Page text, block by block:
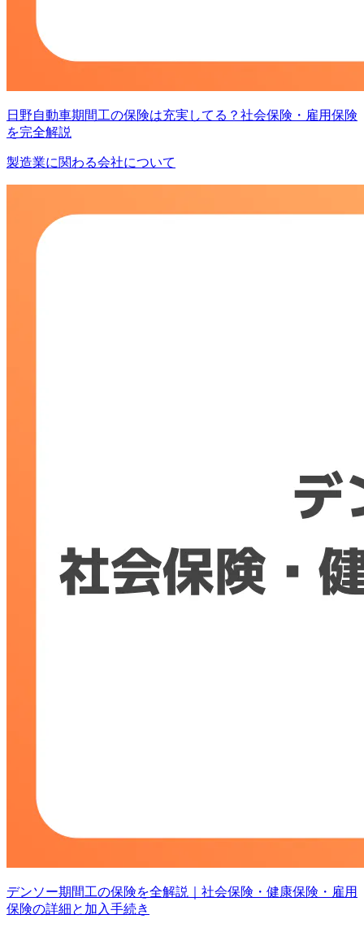
日野自動車期間工の保険は充実してる？社会保険・雇用保険
を完全解説
製造業に関わる会社について
デンソー期間工の保険を全解説｜社会保険・健康保険・雇用
保険の詳細と加入手続き